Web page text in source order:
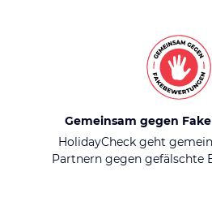
Gemeinsam gegen
HolidayCheck geht
Partnern gegen gefälschte